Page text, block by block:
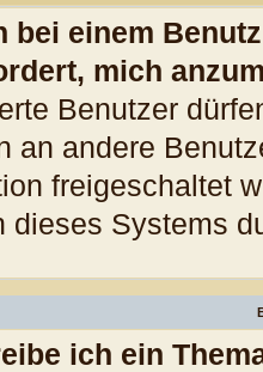
bei einem
mich
Benutzer
an andere
freigeschaltet
dieses Systems
ich ein